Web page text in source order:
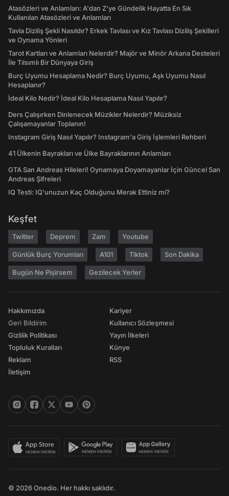
Atasözleri ve Anlamları: A'dan Z'ye Gündelik Hayatta En Sık
Kullanılan Atasözleri ve Anlamları
Tavla Diziliş Şekli Nasıldır? Erkek Tavlası ve Kız Tavlası Diziliş Şekilleri
ve Oynama Yönleri
Tarot Kartları ve Anlamları Nelerdir? Majör ve Minör Arkana Desteleri
İle Tılsımlı Bir Dünyaya Giriş
Burç Uyumu Hesaplama Nedir? Burç Uyumu, Aşk Uyumu Nasıl
Hesaplanır?
İdeal Kilo Nedir? İdeal Kilo Hesaplama Nasıl Yapılır?
Ders Çalışırken Dinlenecek Müzikler Nelerdir? Müziksiz
Çalışamayanlar Toplanın!
Instagram Giriş Nasıl Yapılır? Instagram'a Giriş İşlemleri Rehberi
41 Ülkenin Bayrakları ve Ülke Bayraklarının Anlamları
GTA San Andreas Hileleri! Oynamaya Doyamayanlar İçin Güncel San
Andreas Şifreleri
IQ Testi: IQ'unuzun Kaç Olduğunu Merak Ettiniz mi?
Keşfet
Twitter Deprem Zam Youtube
Günlük Burç Yorumları A101 Tiktok Son Dakika
Bugün Ne Pişirsem Gezilecek Yerler
Hakkımızda
Geri Bildirim
Gizlilik Politikası
Topluluk Kuralları
Reklam
İletişim
Kariyer
Kullanıcı Sözleşmesi
Yayın İlkeleri
Künye
RSS
© 2026 Onedio. Her hakkı saklıdır.